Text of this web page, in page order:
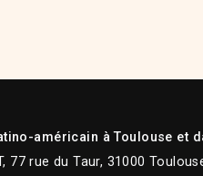
américain à Toulouse et
77 rue du Taur, 31000